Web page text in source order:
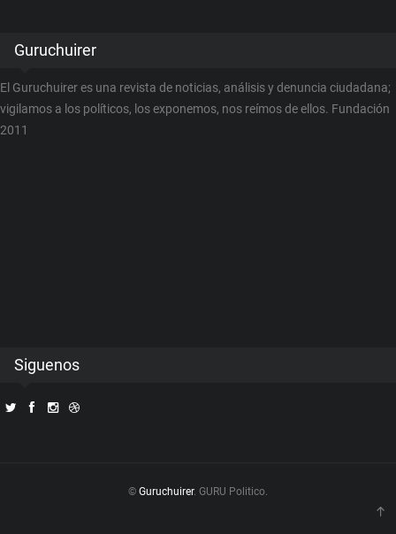
Guruchuirer
El Guruchuirer es una revista de noticias, análisis y denuncia ciudadana;
vigilamos a los políticos, los exponemos, nos reímos de ellos. Fundación
2011
Siguenos
© Guruchuirer. GURU Politico.